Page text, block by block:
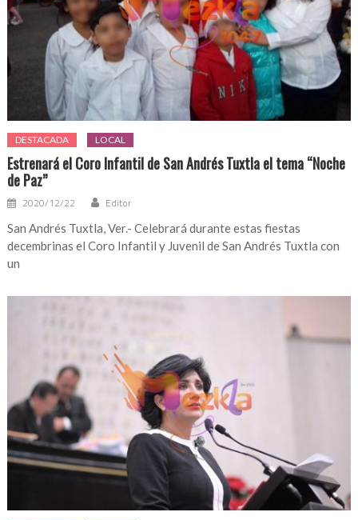
DESTACADA LOCAL
Estrenará el Coro Infantil de San Andrés Tuxtla el tema “Noche
de Paz”
2020/12/22 Editor
San Andrés Tuxtla, Ver.- Celebrará durante estas fiestas
decembrinas el Coro Infantil y Juvenil de San Andrés Tuxtla con
un